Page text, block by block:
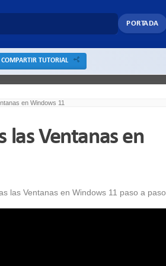
PORTADA
COMPARTIR TUTORIAL
en Windows 11
las Ventanas en
las Ventanas en Windows 11 paso a paso.